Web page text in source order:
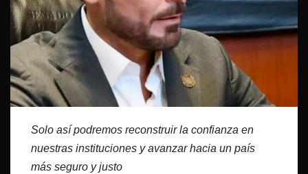
Solo así podremos reconstruir la confianza en
nuestras instituciones y avanzar hacia un país
más seguro y justo